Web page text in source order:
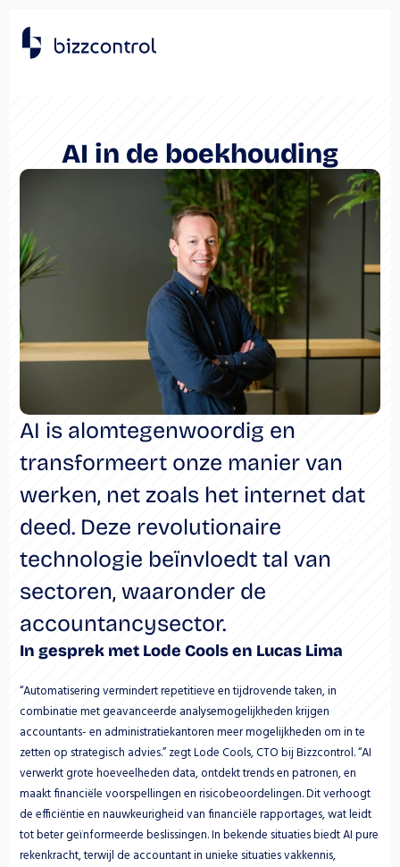
AI in de boekhouding
AI is alomtegenwoordig en
transformeert onze manier van
werken, net zoals het internet dat
deed. Deze revolutionaire
technologie beïnvloedt tal van
sectoren, waaronder de
accountancysector.
In gesprek met Lode Cools en Lucas Lima
“Automatisering vermindert repetitieve en tijdrovende taken, in
combinatie met geavanceerde analysemogelijkheden krijgen
accountants- en administratiekantoren meer mogelijkheden om in te
zetten op strategisch advies.” zegt Lode Cools, CTO bij Bizzcontrol. “AI
verwerkt grote hoeveelheden data, ontdekt trends en patronen, en
maakt financiële voorspellingen en risicobeoordelingen. Dit verhoogt
de efficiëntie en nauwkeurigheid van financiële rapportages, wat leidt
tot beter geïnformeerde beslissingen. In bekende situaties biedt AI pure
rekenkracht, terwijl de accountant in unieke situaties vakkennis,